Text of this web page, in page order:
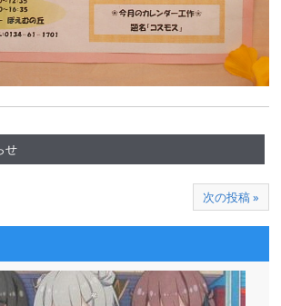
せ
次の投稿 »